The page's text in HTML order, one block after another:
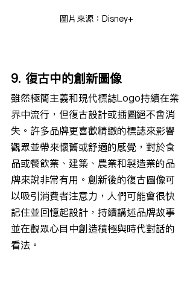
圖片來源：Disney+
9. 復古中的創新圖像
雖然極簡主義和現代標誌Logo持續在業
界中流行，但復古設計或插圖絕不會消
失。許多品牌更喜歡精緻的標誌來影響
觀眾並帶來懷舊或舒適的感覺，對於食
品或餐飲業、建築、農業和製造業的品
牌來說非常有用。創新後的復古圖像可
以吸引消費者注意力，人們可能會很快
記住並回憶起設計，持續講述品牌故事
並在觀眾心目中創造積極與時代對話的
看法。